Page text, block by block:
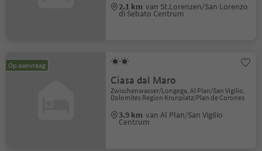
2.1 km van St.Lorenzen/San Lorenzo
di Sebato Centrum
Op aanvraag
Ciasa dal Maro
Zwischenwasser/Longega, Al Plan/San Vigilio,
Dolomites Region Kronplatz/Plan de Corones
3.9 km van Al Plan/San Vigilio
Centrum